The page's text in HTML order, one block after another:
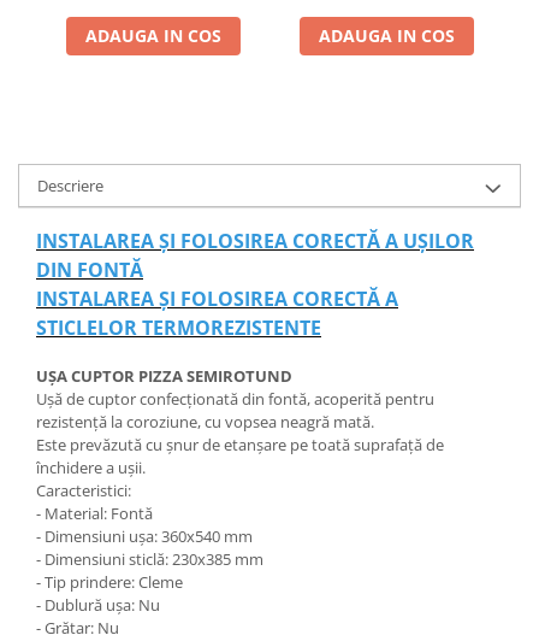
ADAUGA IN COS ADAUGA IN COS
Descriere
INSTALAREA ȘI FOLOSIREA CORECTĂ A UȘILOR
DIN FONTĂ
INSTALAREA ȘI FOLOSIREA CORECTĂ A
STICLELOR TERMOREZISTENTE
UȘA CUPTOR PIZZA SEMIROTUND
Ușă de cuptor confecționată din fontă, acoperită pentru
rezistență la coroziune, cu vopsea neagră mată.
Este prevăzută cu șnur de etanșare pe toată suprafață de
închidere a ușii.
Caracteristici:
- Material: Fontă
- Dimensiuni ușa: 360x540 mm
- Dimensiuni sticlă: 230x385 mm
- Tip prindere: Cleme
- Dublură ușa: Nu
- Grătar: Nu